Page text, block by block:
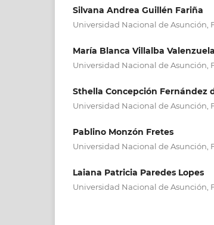
Silvana Andrea Guillén Fariña
Universidad Nacional de Asunción,
María Blanca Villalba Valenzuela
Universidad Nacional de Asunción,
Sthella Concepción Fernández
Universidad Nacional de Asunción,
Pablino Monzón Fretes
Universidad Nacional de Asunción,
Laiana Patricia Paredes Lopes
Universidad Nacional de Asunción,